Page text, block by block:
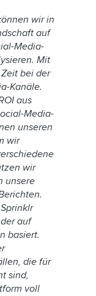
wir in
auf
Media-
Mit
bei der
Kanäle.
aus
Media-
unseren
wir
wir
unsere
auf
basiert.
die für
sind,
voll